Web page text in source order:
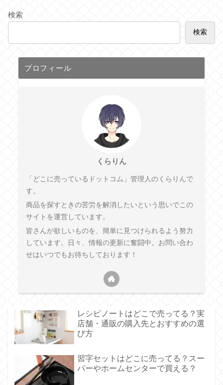
検索
検索
プロフィール
くらりん
「どこに売っているドットコム」管理人のくらりんで
す。
商品を探すときの苦労を解消したいという思いでこの
サイトを運営しています。
皆さんが欲しいものを、簡単に見つけられるよう努力
しています。日々、情報の更新に奮闘中。お問い合わ
せはいつでもお待ちしております！
レシピノートはどこで売ってる？実
店舗・通販の購入先とおすすめの選
び方
習字セットはどこに売ってる？スー
パーやホームセンターで買える？